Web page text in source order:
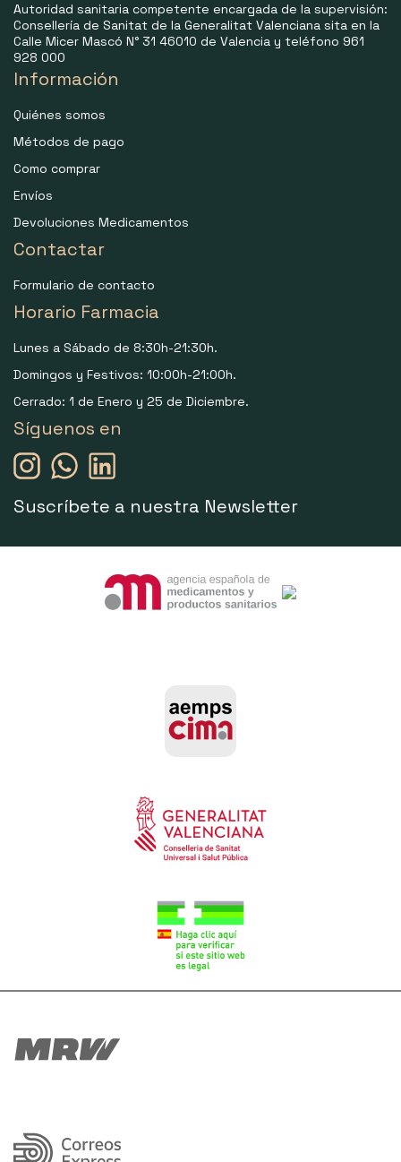
Autoridad sanitaria competente encargada de la supervisión:
Consellería de Sanitat de la Generalitat Valenciana sita en la
Calle Micer Mascó N° 31 46010 de Valencia y teléfono 961
928 000
Información
Quiénes somos
Métodos de pago
Como comprar
Envíos
Devoluciones Medicamentos
Contactar
Formulario de contacto
Horario Farmacia
Lunes a Sábado de 8:30h-21:30h.
Domingos y Festivos: 10:00h-21:00h.
Cerrado: 1 de Enero y 25 de Diciembre.
Síguenos en
Suscríbete a nuestra Newsletter